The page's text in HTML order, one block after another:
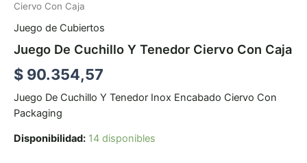
Ciervo Con Caja
Juego de Cubiertos
Juego De Cuchillo Y Tenedor Ciervo Con Caja
$ 90.354,57
Juego De Cuchillo Y Tenedor Inox Encabado Ciervo Con
Packaging
Disponibilidad: 14 disponibles